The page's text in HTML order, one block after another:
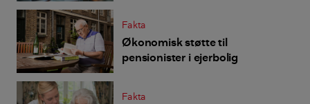
Fakta
Økonomisk støtte til
pensionister i ejerbolig
Fakta